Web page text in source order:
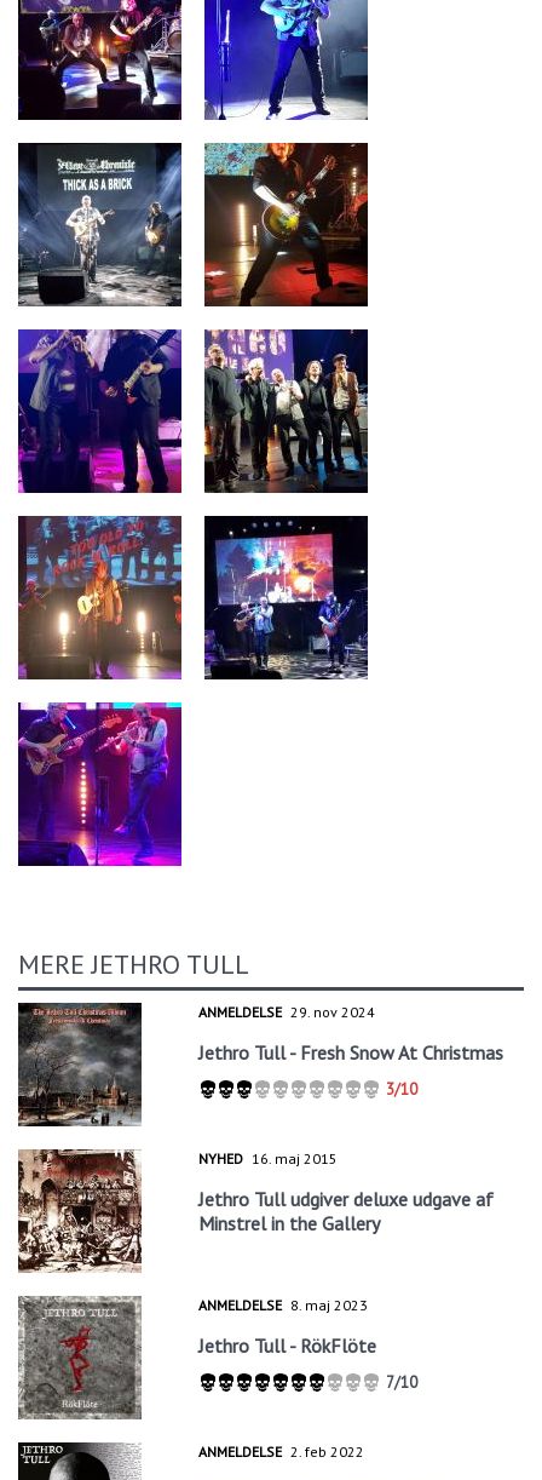
MERE JETHRO TULL
ANMELDELSE 29. nov 2024
Jethro Tull - Fresh Snow At Christmas
3/10
NYHED 16. maj 2015
Jethro Tull udgiver deluxe udgave af
Minstrel in the Gallery
ANMELDELSE 8. maj 2023
Jethro Tull - RökFlöte
7/10
ANMELDELSE 2. feb 2022